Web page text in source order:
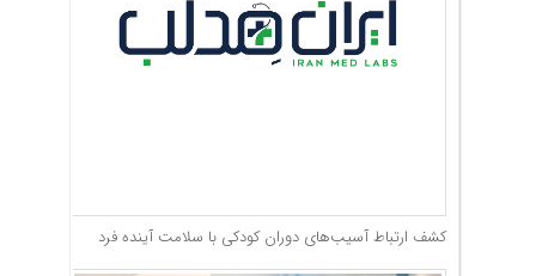
کشف ارتباط آسیب‌های دوران کودکی با سلامت آینده فرد